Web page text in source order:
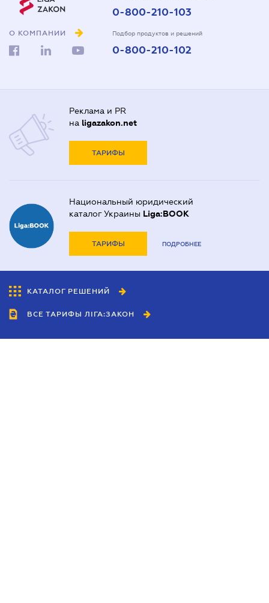
О КОМПАНИИ
0-800-210-103
Подбор продуктов и решений
0-800-210-102
Реклама и PR
на ligazakon.net
ТАРИФЫ
Национальный юридический
каталог Украины Liga:BOOK
ТАРИФЫ ПОДРОБНЕЕ
КАТАЛОГ РЕШЕНИЙ
ВСЕ ТАРИФЫ ЛІГА:ЗАКОН